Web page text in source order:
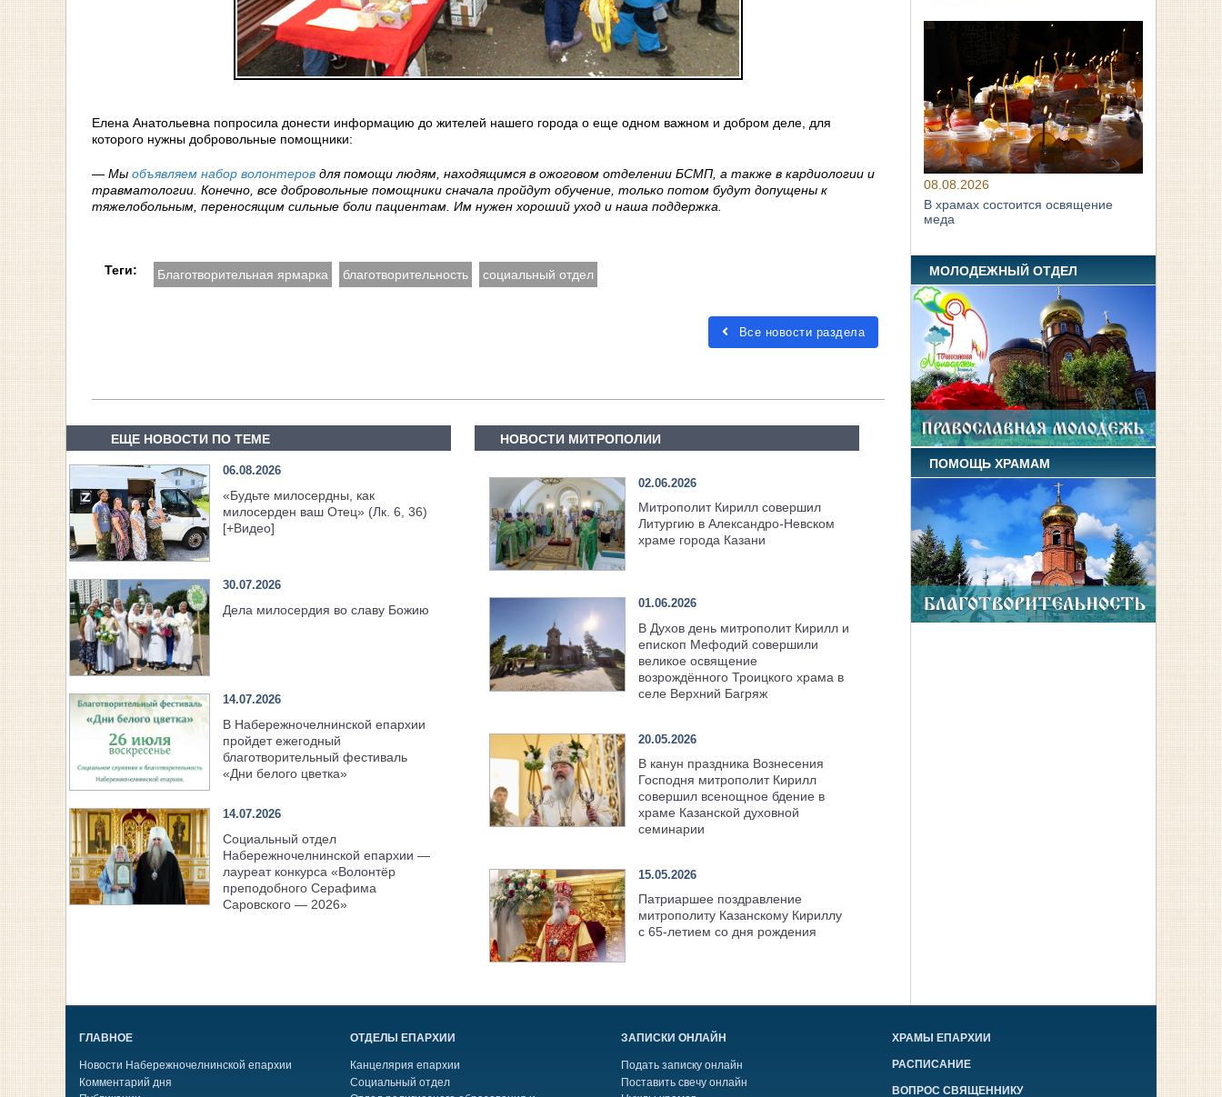
Елена Анатольевна попросила донести информацию до жителей нашего города о еще одном важном и добром деле, для
которого нужны добровольные помощники:
— Мы объявляем набор волонтеров для помощи людям, находящимся в ожоговом отделении БСМП, а также в кардиологии и
травматологии. Конечно, все добровольные помощники сначала пройдут обучение, только потом будут допущены к
тяжелобольным, переносящим сильные боли пациентам. Им нужен хороший уход и наша поддержка.
Теги: Благотворительная ярмарка благотворительность социальный отдел
Все новости раздела
ЕЩЕ НОВОСТИ ПО ТЕМЕ
06.08.2026
«Будьте милосердны, как
милосерден ваш Отец» (Лк. 6, 36)
[+Видео]
30.07.2026
Дела милосердия во славу Божию
14.07.2026
В Набережночелнинской епархии
пройдет ежегодный
благотворительный фестиваль
«Дни белого цветка»
14.07.2026
Социальный отдел
Набережночелнинской епархии —
лауреат конкурса «Волонтёр
преподобного Серафима
Саровского — 2026»
НОВОСТИ МИТРОПОЛИИ
02.06.2026
Митрополит Кирилл совершил
Литургию в Александро-Невском
храме города Казани
01.06.2026
В Духов день митрополит Кирилл и
епископ Мефодий совершили
великое освящение
возрождённого Троицкого храма в
селе Верхний Багряж
20.05.2026
В канун праздника Вознесения
Господня митрополит Кирилл
совершил всенощное бдение в
храме Казанской духовной
семинарии
15.05.2026
Патриаршее поздравление
митрополиту Казанскому Кириллу
с 65-летием со дня рождения
08.08.2026
В храмах состоится освящение
меда
МОЛОДЕЖНЫЙ ОТДЕЛ
ПОМОЩЬ ХРАМАМ
ГЛАВНОЕ
Новости Набережночелнинской епархии
Комментарий дня
ОТДЕЛЫ ЕПАРХИИ
Канцелярия епархии
Социальный отдел
ЗАПИСКИ ОНЛАЙН
Подать записку онлайн
Поставить свечу онлайн
ХРАМЫ ЕПАРХИИ
РАСПИСАНИЕ
ВОПРОС СВЯЩЕННИКУ